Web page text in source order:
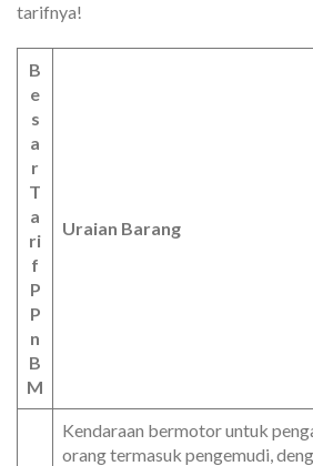
tarifnya!
B
e
s
a
r
T
a
ri
f
P
P
n
B
M
Uraian Barang
Kendaraan bermotor untuk
orang termasuk pengemudi,